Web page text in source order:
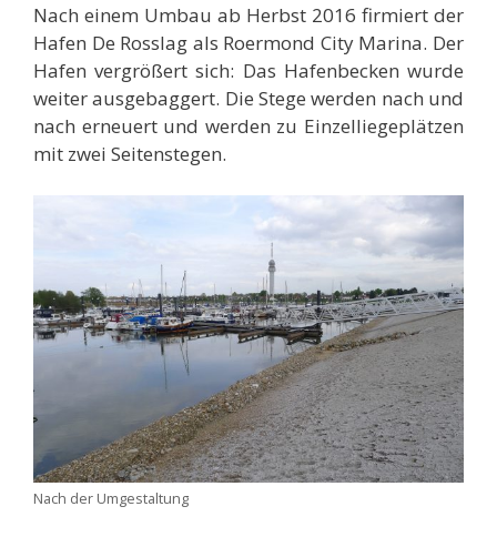
Nach einem Umbau ab Herbst 2016 firmiert der
Hafen De Rosslag als Roermond City Marina. Der
Hafen vergrößert sich: Das Hafenbecken wurde
weiter ausgebaggert. Die Stege werden nach und
nach erneuert und werden zu Einzelliegeplätzen
mit zwei Seitenstegen.
Nach der Umgestaltung